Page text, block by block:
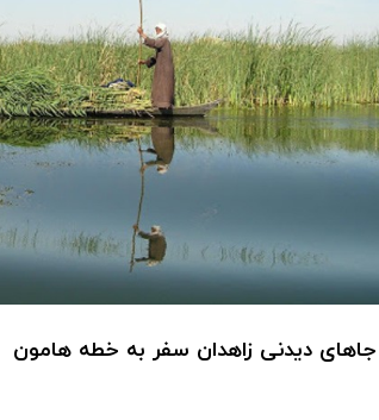
جاهای دیدنی زاهدان سفر به خطه هامون